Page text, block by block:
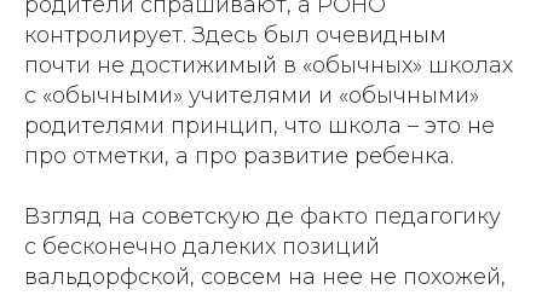
контролирует. Здесь был очевидным
почти не достижимый в «обычных» школах
с «обычными» учителями и «обычными»
родителями принцип, что школа – это не
про отметки, а про развитие ребенка.
Взгляд на советскую де факто педагогику
с бесконечно далеких позиций
вальдорфской, совсем на нее не похожей,